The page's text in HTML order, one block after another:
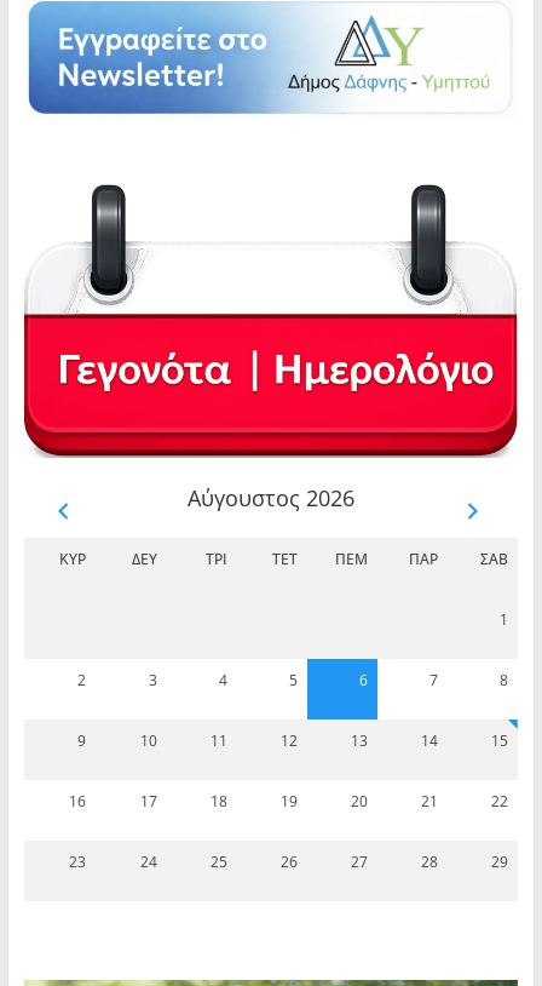
Αύγουστος 2026
ΚΥΡ ΔΕΥ ΤΡΊ ΤΕΤ ΠΈΜ ΠΑΡ ΣΆΒ
1
2 3 4 5 6 7 8
9 10 11 12 13 14 15
16 17 18 19 20 21 22
23 24 25 26 27 28 29